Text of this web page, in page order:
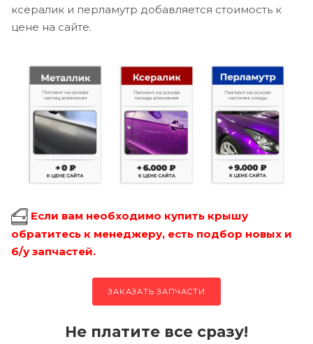
ксералик и перламутр добавляется стоимость к
цене на сайте.
Если вам необходимо купить крышу
обратитесь к менеджеру, есть подбор новых и
б/у запчастей.
ЗАКАЗАТЬ ЗАПЧАСТИ
Не платите все сразу!